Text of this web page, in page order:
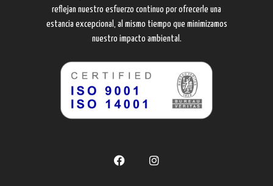
reflejan nuestro esfuerzo continuo por ofrecerle una
estancia excepcional, al mismo tiempo que minimizamos
nuestro impacto ambiental.